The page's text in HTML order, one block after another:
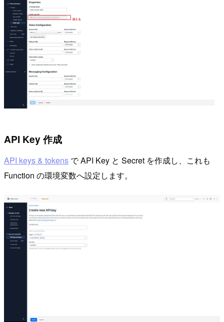
API Key 作成
API keys & tokens で API Key と Secret を作成し、これも
Function の環境変数へ設定します。